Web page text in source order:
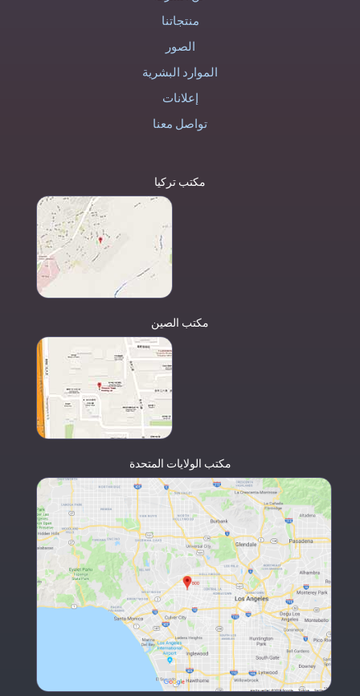
منتجاتنا
الصور
الموارد البشرية
إعلانات
تواصل معنا
مكتب تركيا
مكتب الصين
مكتب الولايات المتحدة